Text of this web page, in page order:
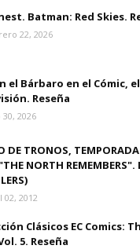
Batman: Red Skies.
22, 2026
el Bárbaro en el Cómic,
Reseña
30, 2026
DE TRONOS,
NORTH REMEMBERS".
02, 2012
Clásicos EC Comics:
5. Reseña